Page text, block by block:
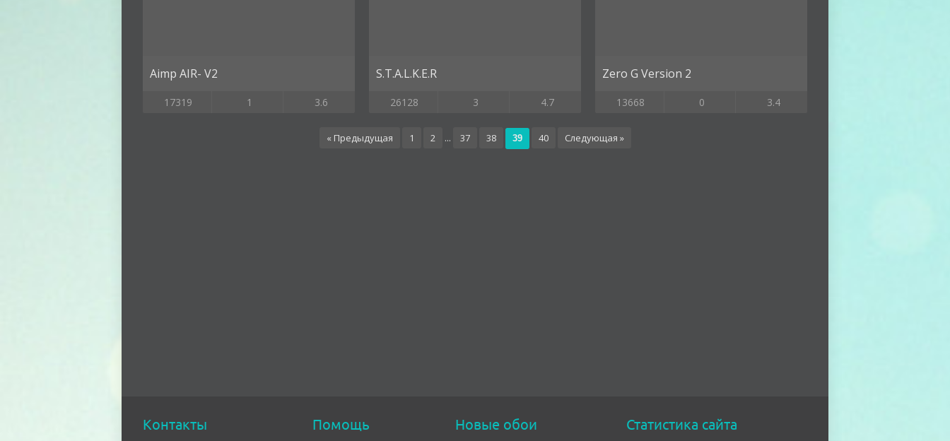
Aimp AIR- V2
17319 1 3.6
S.T.A.L.K.E.R
26128 3 4.7
Zero G Version 2
13668 0 3.4
« Предыдущая 1 2 ... 37 38 39 40 Следующая »
Контакты Помощь Новые обои Статистика сайта